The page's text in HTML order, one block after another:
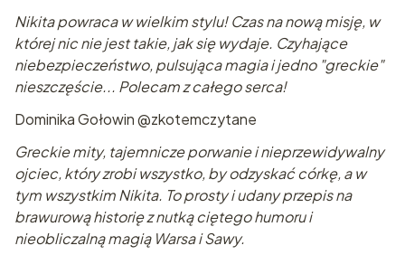
Nikita powraca w wielkim stylu! Czas na nową misję, w
której nic nie jest takie, jak się wydaje. Czyhające
niebezpieczeństwo, pulsująca magia i jedno "greckie"
nieszczęście... Polecam z całego serca!
Dominika Gołowin @zkotemczytane
Greckie mity, tajemnicze porwanie i nieprzewidywalny
ojciec, który zrobi wszystko, by odzyskać córkę, a w
tym wszystkim Nikita. To prosty i udany przepis na
brawurową historię z nutką ciętego humoru i
nieobliczalną magią Warsa i Sawy.